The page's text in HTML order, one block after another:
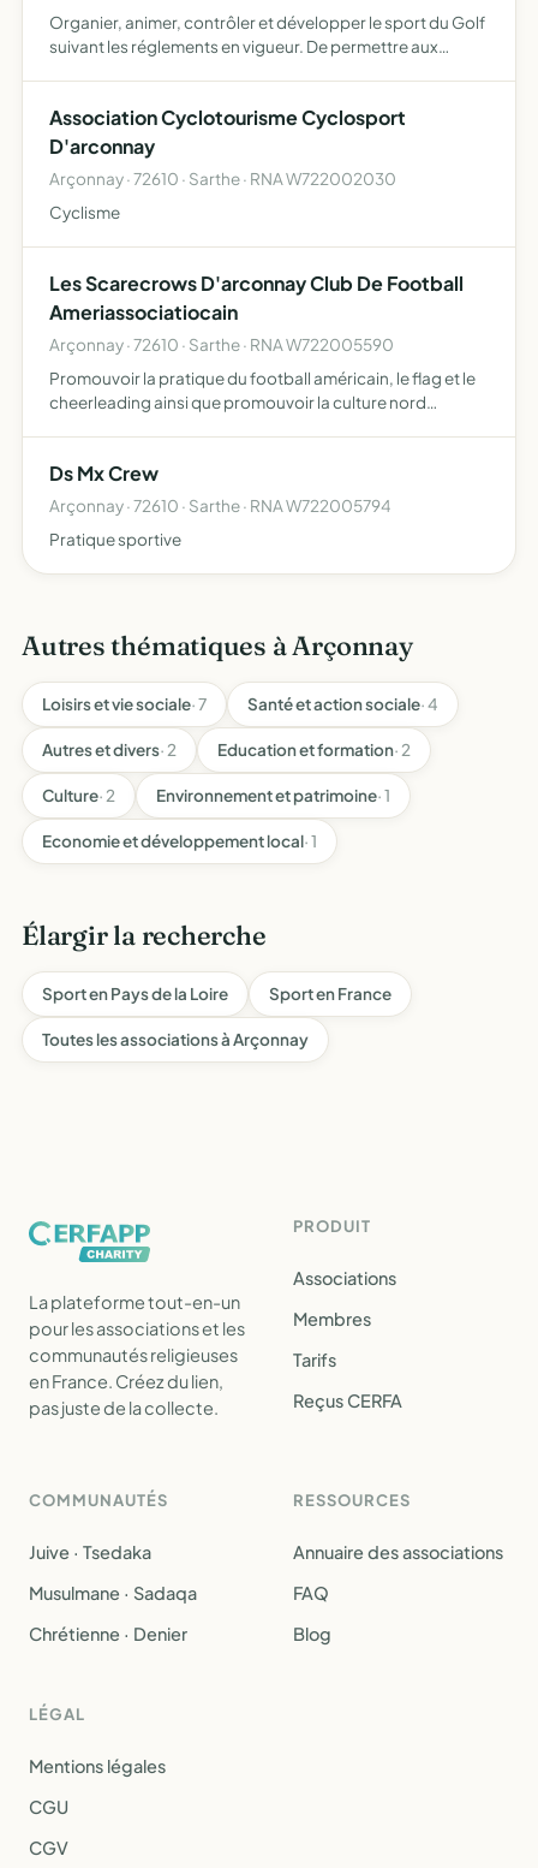
Organier, animer, contrôler et développer le sport du Golf
suivant les réglements en vigueur. De permettre aux
Association Cyclotourisme Cyclosport
D'arconnay
Arçonnay · 72610 · Sarthe · RNA W722002030
Cyclisme
Les Scarecrows D'arconnay Club De Football
Ameriassociatiocain
Arçonnay · 72610 · Sarthe · RNA W722005590
Promouvoir la pratique du football américain, le flag et le
cheerleading ainsi que promouvoir la culture nord
Ds Mx Crew
Arçonnay · 72610 · Sarthe · RNA W722005794
Pratique sportive
Autres thématiques à Arçonnay
Loisirs et vie sociale· 7 Santé et action sociale· 4
Autres et divers· 2 Education et formation· 2
Culture· 2 Environnement et patrimoine· 1
Economie et développement local· 1
Élargir la recherche
Sport en Pays de la Loire Sport en France
Toutes les associations à Arçonnay
La plateforme tout-en-un
pour les associations et les
communautés religieuses
en France. Créez du lien,
pas juste de la collecte.
PRODUIT
Associations
Membres
Tarifs
Reçus CERFA
COMMUNAUTÉS
Juive · Tsedaka
Musulmane · Sadaqa
Chrétienne · Denier
RESSOURCES
Annuaire des associations
FAQ
Blog
LÉGAL
Mentions légales
CGU
CGV